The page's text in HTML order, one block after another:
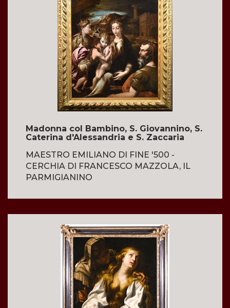
Madonna col Bambino, S. Giovannino, S.
Caterina d'Alessandria e S. Zaccaria
MAESTRO EMILIANO DI FINE '500 -
CERCHIA DI FRANCESCO MAZZOLA, IL
PARMIGIANINO